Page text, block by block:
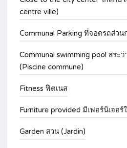
centre ville)
Communal Parking ที่จอดรถส่วน
Communal swimming pool สระ
(Piscine commune)
Fitness ฟิตเนส
Furniture provided มีเฟอร์นิเจอ
Garden สวน (Jardin)